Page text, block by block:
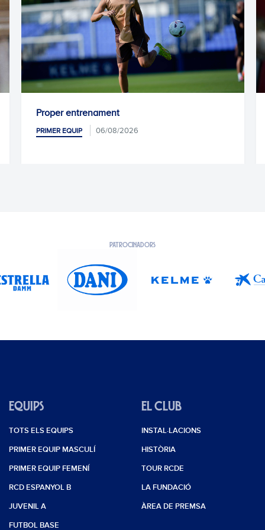
PATROCINADORS
EQUIPS
TOTS ELS EQUIPS
PRIMER EQUIP MASCULÍ
PRIMER EQUIP FEMENÍ
RCD ESPANYOL B
JUVENIL A
FUTBOL BASE
EL CLUB
INSTAL·LACIONS
HISTÒRIA
TOUR RCDE
LA FUNDACIÓ
ÀREA DE PREMSA